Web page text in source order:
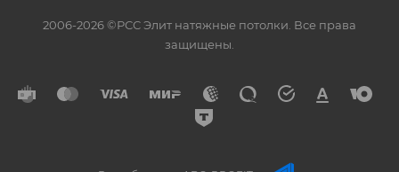
2006-2026 ©РСС Элит натяжные потолки. Все права
защищены.